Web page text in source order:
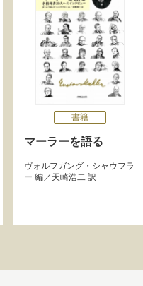
書籍
マーラーを語る
ヴォルフガング・シャウフラ
ー 編／ 天崎浩二 訳